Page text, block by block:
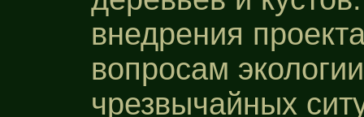
внедрения
вопросам
чрезвычайных